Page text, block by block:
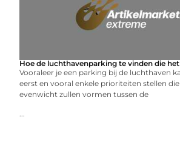
Hoe de luchthavenparking te vinden die
Vooraleer je een parking bij de luchthaven
eerst en vooral enkele prioriteiten stellen
evenwicht zullen vormen tussen de
...